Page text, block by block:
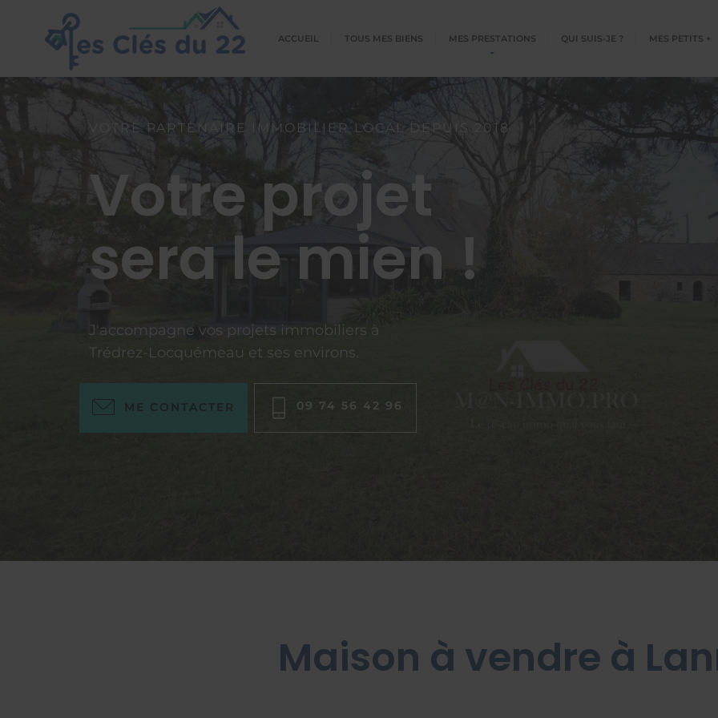
ACCUEIL TOUS MES BIENS MES PRESTATIONS QUI SUIS-JE ? MES PETITS +
VOTRE PARTENAIRE IMMOBILIER LOCAL DEPUIS 2018
Votre projet
sera le mien !
J'accompagne vos projets immobiliers à
Trédrez-Locquémeau et ses environs.
ME CONTACTER 09 74 56 42 96
Maison à vendre à